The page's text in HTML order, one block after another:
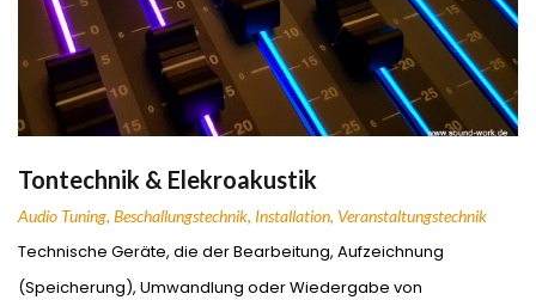
Tontechnik & Elekroakustik
Audio Tuning, Beschallungstechnik, Installation, Veranstaltungstechnik
Technische Geräte, die der Bearbeitung, Aufzeichnung
(Speicherung), Umwandlung oder Wiedergabe von